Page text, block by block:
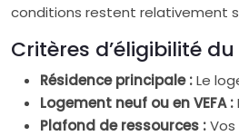
conditions restent relativement
Critères d’éligibilité du
Résidence principale :Le
Logement neuf ou en VEFA :
Plafond de ressources :